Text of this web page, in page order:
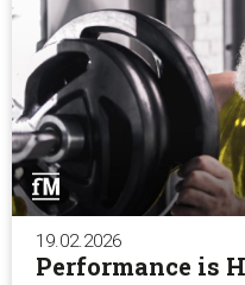
19.02.2026
Performance is